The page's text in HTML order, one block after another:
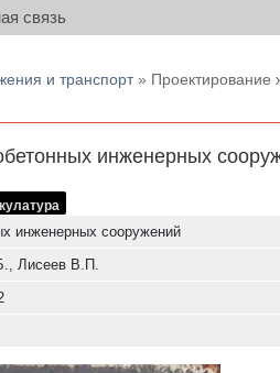
связь
и транспорт» Проектирование
инженерных
инженерных сооружений
Лисеев В.П.